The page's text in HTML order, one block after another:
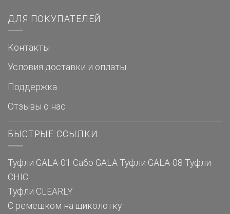
ДЛЯ ПОКУПАТЕЛЕЙ
Контакты
Условия доставки и оплаты
Поддержка
Отзывы о нас
БЫСТРЫЕ ССЫЛКИ
Туфли GALA-01 Сабо GALA Туфли GALA-08 Туфли
CHIC
Туфли CLEARLY
С ремешком на щиколотку